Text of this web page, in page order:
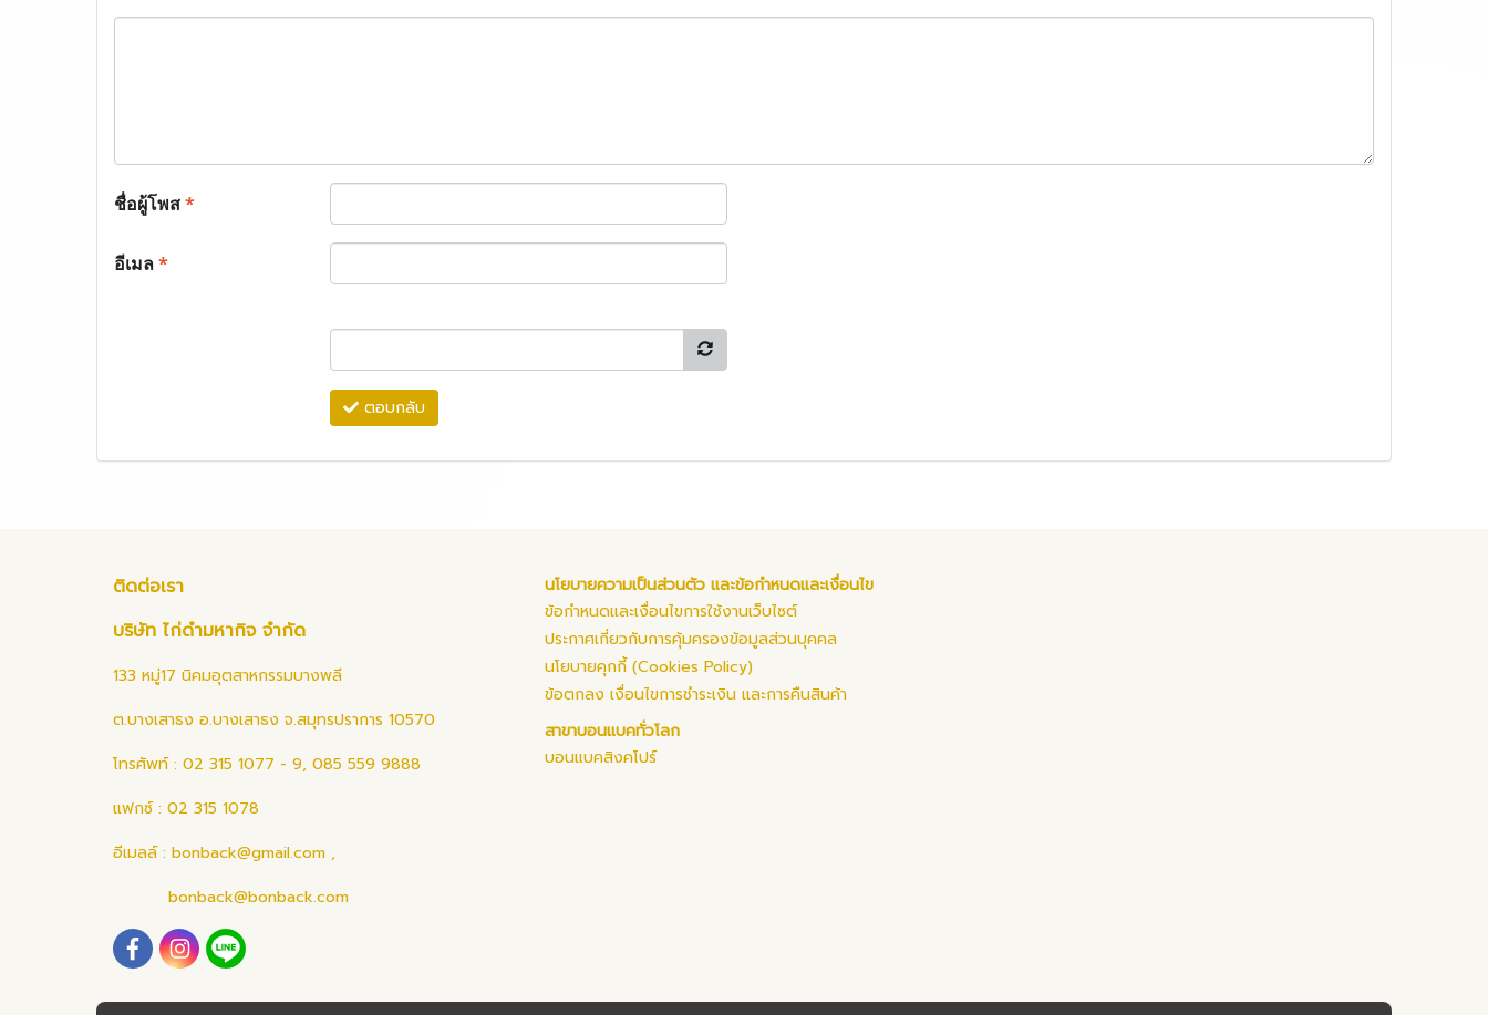
ชื่อผู้โพส*
อีเมล*
ตอบกลับ
ติดต่อเรา
บริษัท ไก่ดำมหากิจ จำกัด
133 หมู่17 นิคมอุตสาหกรรมบางพลี
ต.บางเสาธง อ.บางเสาธง จ.สมุทรปราการ 10570
โทรศัพท์ : 02 315 1077 - 9, 085 559 9888
แฟกซ์ : 02 315 1078
อีเมลล์ : bonback@gmail.com ,
bonback@bonback.com
นโยบายความเป็นส่วนตัว และข้อกำหนดและเงื่อนไข
ข้อกำหนดและเงื่อนไขการใช้งานเว็บไซต์
ประกาศเกี่ยวกับการคุ้มครองข้อมูลส่วนบุคคล
นโยบายคุกกี้ (Cookies Policy)
ข้อตกลง เงื่อนไขการชำระเงิน และการคืนสินค้า
สาขาบอนแบคทั่วโลก
บอนแบคสิงคโปร์